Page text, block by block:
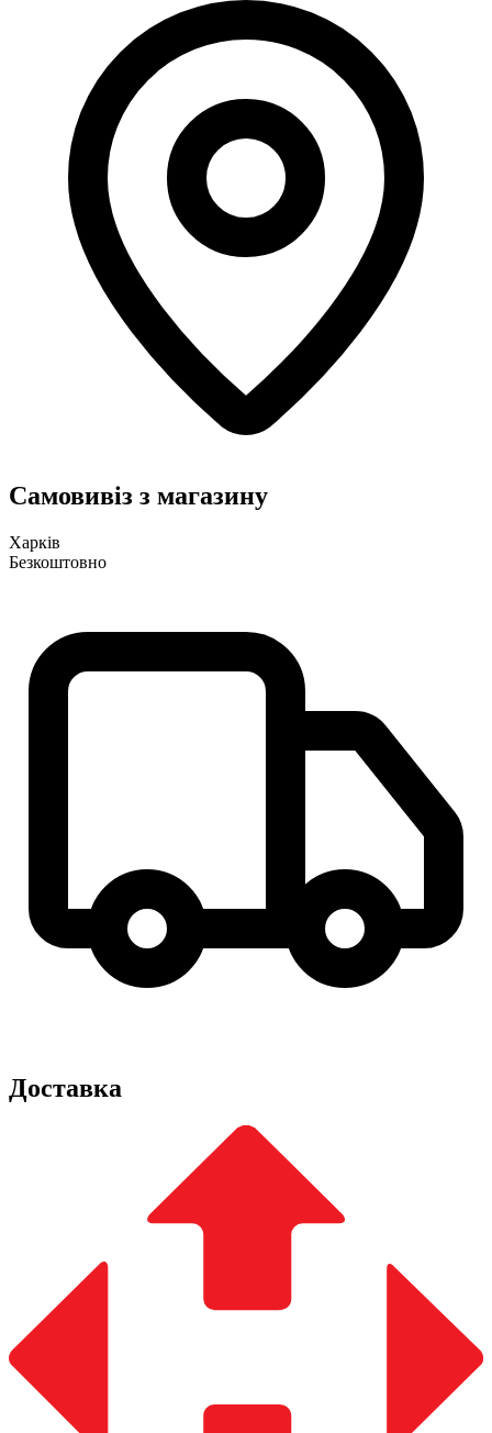
Самовивіз з магазину
Харків
Безкоштовно
Доставка